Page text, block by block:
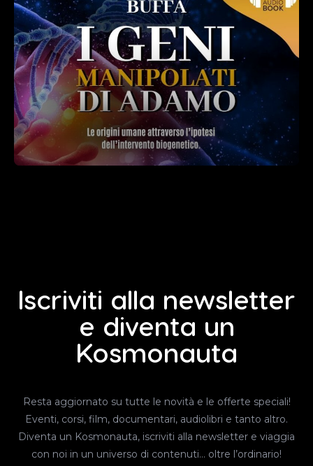
Iscriviti alla newsletter
e diventa un
Kosmonauta
Resta aggiornato su tutte le novità e le offerte speciali!
Eventi, corsi, film, documentari, audiolibri e tanto altro.
Diventa un Kosmonauta, iscriviti alla newsletter e viaggia
con noi in un universo di contenuti… oltre l’ordinario!